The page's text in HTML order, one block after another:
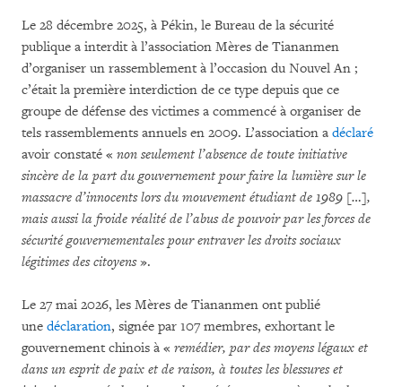
Le 28 décembre 2025, à Pékin, le Bureau de la sécurité
publique a interdit à l’association Mères de Tiananmen
d’organiser un rassemblement à l’occasion du Nouvel An ;
c’était la première interdiction de ce type depuis que ce
groupe de défense des victimes a commencé à organiser de
tels rassemblements annuels en 2009. L’association a déclaré
avoir constaté « non seulement l’absence de toute initiative
sincère de la part du gouvernement pour faire la lumière sur le
massacre d’innocents lors du mouvement étudiant de 1989 […],
mais aussi la froide réalité de l’abus de pouvoir par les forces de
sécurité gouvernementales pour entraver les droits sociaux
légitimes des citoyens».
Le 27 mai 2026, les Mères de Tiananmen ont publié
une déclaration, signée par 107 membres, exhortant le
gouvernement chinois à « remédier, par des moyens légaux et
dans un esprit de paix et de raison, à toutes les blessures et